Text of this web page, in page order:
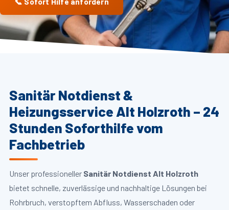
Sanitär Notdienst &
Heizungsservice Alt Holzroth – 24
Stunden Soforthilfe vom
Fachbetrieb
Unser professioneller Sanitär Notdienst Alt Holzroth
bietet schnelle, zuverlässige und nachhaltige Lösungen bei
Rohrbruch, verstopftem Abfluss, Wasserschaden oder